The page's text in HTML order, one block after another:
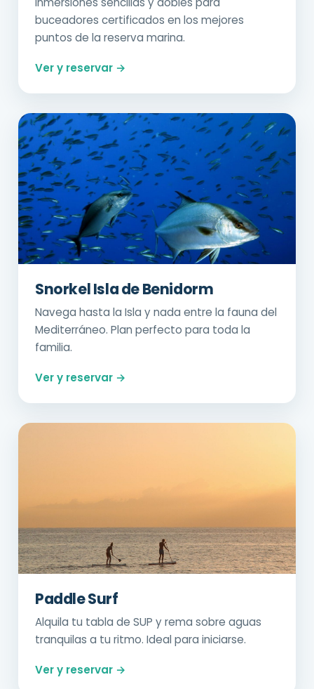
buceadores certificados en los mejores
puntos de la reserva marina.
Ver y reservar →
Snorkel Isla de Benidorm
Navega hasta la Isla y nada entre la fauna del
Mediterráneo. Plan perfecto para toda la
familia.
Ver y reservar →
Paddle Surf
Alquila tu tabla de SUP y rema sobre aguas
tranquilas a tu ritmo. Ideal para iniciarse.
Ver y reservar →